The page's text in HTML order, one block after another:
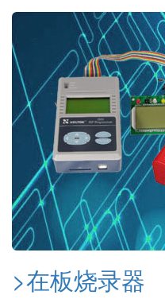
>在板烧录器